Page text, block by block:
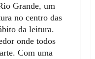
Grande, um
no centro das
da leitura.
onde todos
Com uma